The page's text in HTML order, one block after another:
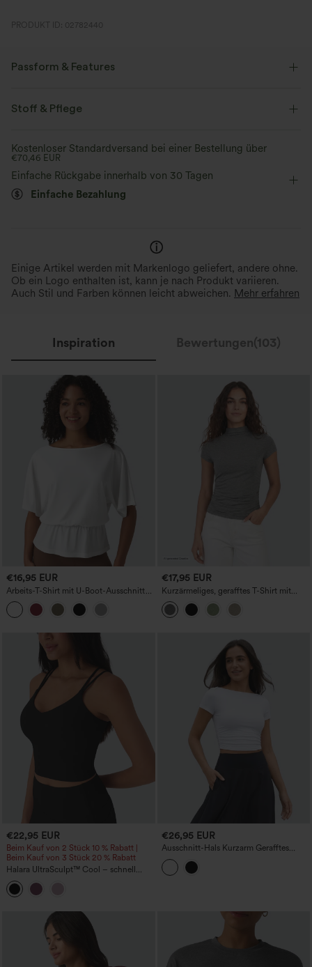
PRODUKT ID: 02782440
Passform & Features
Stoff & Pflege
Kostenloser Standardversand bei einer Bestellung über
€70,46 EUR
Einfache Rückgabe innerhalb von 30 Tagen
Einfache Bezahlung
Einige Artikel werden mit Markenlogo geliefert, andere ohne.
Ob ein Logo enthalten ist, kann je nach Produkt variieren.
Auch Stil und Farben können leicht abweichen. Mehr erfahren
Inspiration Bewertungen(103)
€16,95 EUR
Arbeits-T-Shirt mit U-Boot-Ausschnitt
und halblangen Ärmeln
€17,95 EUR
Kurzärmeliges, gerafftes T-Shirt mit
Stehkragen
€22,95 EUR
Beim Kauf von 2 Stück 10 % Rabatt |
Beim Kauf von 3 Stück 20 % Rabatt
Halara UltraSculpt™ Cool – schnell
trocknendes, kurzes Yoga-Tanktop –
UPF50+
€26,95 EUR
Ausschnitt-Hals Kurzarm Gerafftes
Kurzes Lässiges Baby-T-Shirt